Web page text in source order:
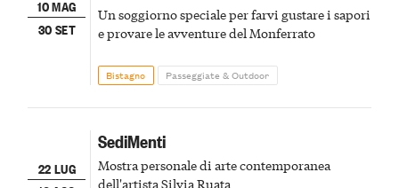
10 MAG
30 SET
Un soggiorno speciale per farvi gustare i sapori
e provare le avventure del Monferrato
Bistagno Passeggiate & Outdoor
22 LUG
SediMenti
Mostra personale di arte contemporanea
dell'artista Silvia Ruata